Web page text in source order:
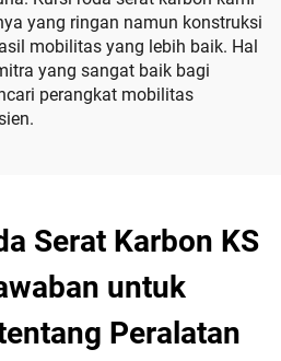
yang ringan namun konstruksi
mobilitas yang lebih baik. Hal
yang sangat baik bagi
perangkat mobilitas
Serat Karbon KS
untuk
Peralatan